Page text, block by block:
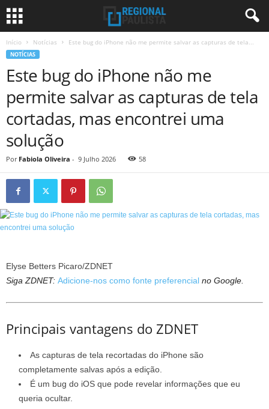
Início Notícias Este bug do iPhone não me permite salvar as capturas de tela...
NOTÍCIAS
Este bug do iPhone não me
permite salvar as capturas de tela
cortadas, mas encontrei uma
solução
Por Fabiola Oliveira - 9 Julho 2026 58
Elyse Betters Picaro/ZDNET
Siga ZDNET: Adicione-nos como fonte preferencial no Google.
Principais vantagens do ZDNET
As capturas de tela recortadas do iPhone são
completamente salvas após a edição.
É um bug do iOS que pode revelar informações que eu
queria ocultar.